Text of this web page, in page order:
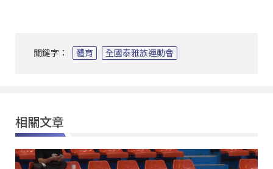
關鍵字： 體育 全國泰雅族運動會
相關文章